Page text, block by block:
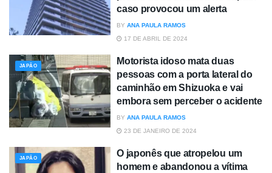
caso provocou um alerta
BY ANA PAULA RAMOS
17 DE ABRIL DE 2024
JAPÃO
Motorista idoso mata duas
pessoas com a porta lateral do
caminhão em Shizuoka e vai
embora sem perceber o acidente
BY ANA PAULA RAMOS
23 DE JANEIRO DE 2024
JAPÃO
O japonês que atropelou um
homem e abandonou a vítima